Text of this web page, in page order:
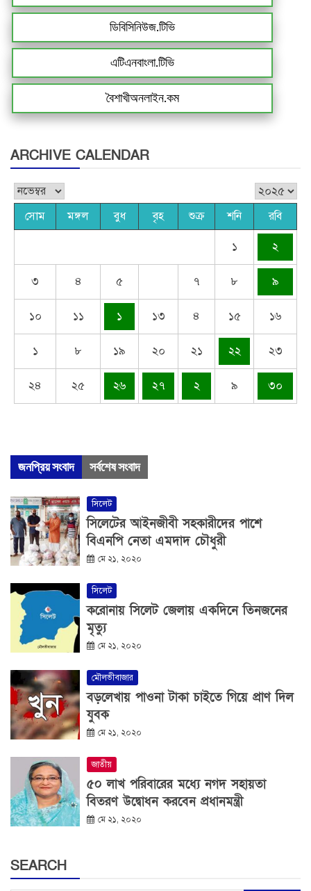
ডিবিসিনিউজ.টিভি
এটিএনবাংলা.টিভি
বৈশাখীঅনলাইন.কম
ARCHIVE CALENDAR
সোম মঙ্গল বুধ বৃহ শুক্র শনি রবি
১ ২
৩ ৪ ৫ ৭ ৮ ৯
১০ ১১ ১ ১৩ ৪ ১৫ ১৬
১ ৮ ১৯ ২০ ২১ ২২ ২৩
২৪ ২৫ ২৬ ২৭ ২ ৯ ৩০
জনপ্রিয় সংবাদ সর্বশেষ সংবাদ
সিলেট
সিলেটের আইনজীবী সহকারীদের পাশে
বিএনপি নেতা এমদাদ চৌধুরী
মে ২১, ২০২০
সিলেট
করোনায় সিলেট জেলায় একদিনে তিনজনের
মৃত্যু
মে ২১, ২০২০
মৌলভীবাজার
বড়লেখায় পাওনা টাকা চাইতে গিয়ে প্রাণ দিল
যুবক
মে ২১, ২০২০
জাতীয়
৫০ লাখ পরিবারের মধ্যে নগদ সহায়তা
বিতরণ উদ্বোধন করবেন প্রধানমন্ত্রী
মে ২১, ২০২০
SEARCH